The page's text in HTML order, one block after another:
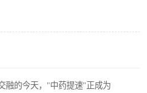
融的今天，"中药提速"正成为